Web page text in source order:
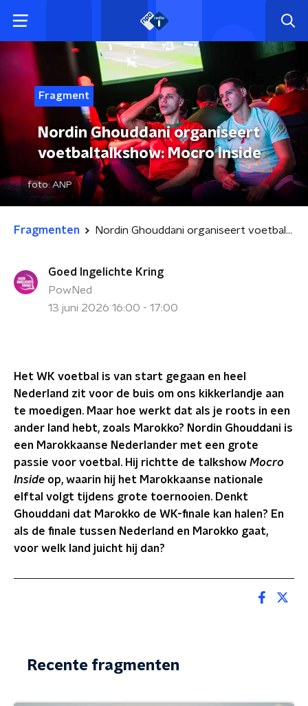
Fragment
Nordin Ghouddani organiseert
voetbaltalkshow: Mocro Inside
foto:ANP
Fragmenten Nordin Ghouddani organiseert voetbaltalkshow: Mocro Inside
Goed Ingelichte Kring
PowNed
13 juni 2026 16:00 - 17:00
Het WK voetbal is van start gegaan en heel
Nederland zit voor de buis om ons kikkerlandje aan
te moedigen. Maar hoe werkt dat als je roots in een
ander land hebt, zoals Marokko? Nordin Ghouddani is
een Marokkaanse Nederlander met een grote
passie voor voetbal. Hij richtte de talkshow Mocro
Inside op, waarin hij het Marokkaanse nationale
elftal volgt tijdens grote toernooien. Denkt
Ghouddani dat Marokko de WK-finale kan halen? En
als de finale tussen Nederland en Marokko gaat,
voor welk land juicht hij dan?
Recente fragmenten